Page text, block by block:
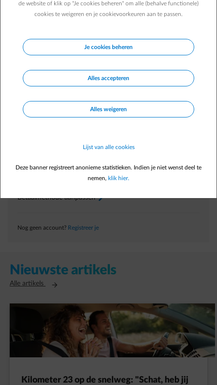
Hoe kan ik het e-mailadres wijzigen waarop ik mijn
ontvangen heb?
mail.
Direct zelf regelen
Factuur raadplegenarrow-right
Betaalmethode aanpassenarrow-right
Nog geen account? Registreer je
Nieuwste artikels
Alle artikels Opent in een nieuw tabblad
Kilometer 23 op de snelweg: "Schat, heb jij
de website of klik op "Je cookies beheren" om alle (behalve functionele)
cookies te weigeren en je cookievoorkeuren aan te passen.
Je cookies beheren
Alles accepteren
Alles weigeren
Lijst van alle cookies
Deze banner registreert anonieme statistieken. Indien je niet wenst deel te
nemen, klik hier.